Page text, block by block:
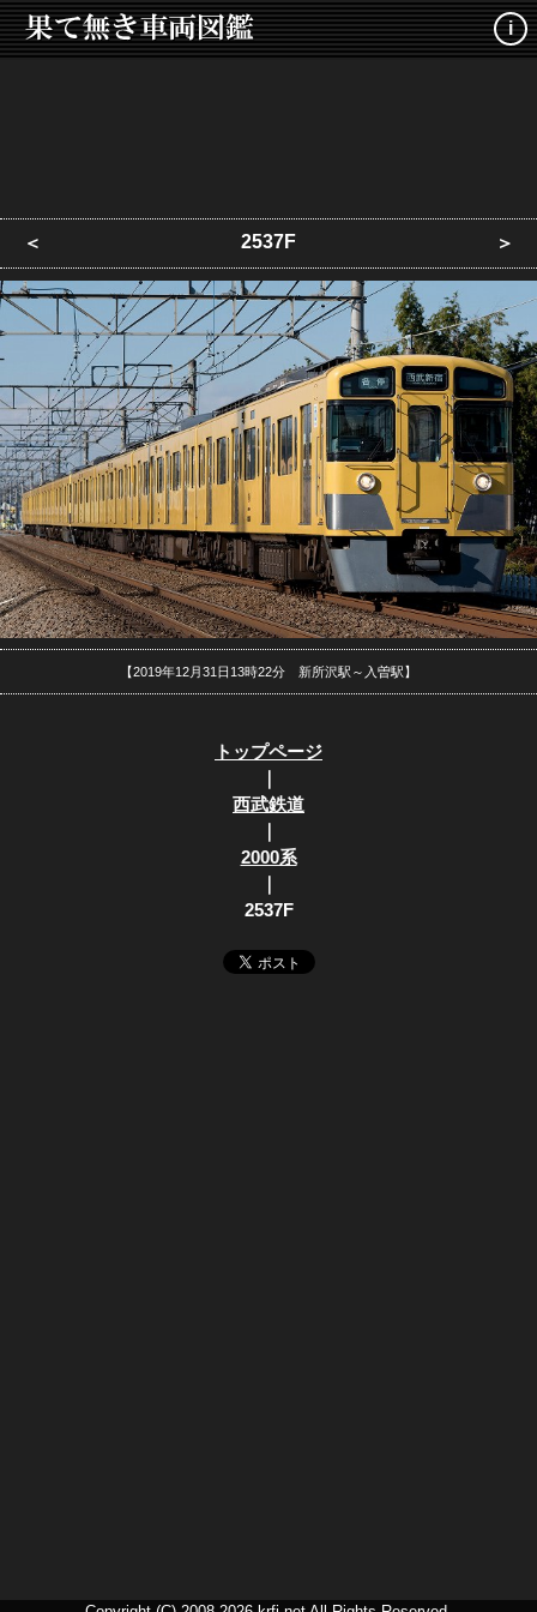
i
＜ 2537F ＞
【2019年12月31日13時22分 新所沢駅～入曽駅】
トップページ
｜
西武鉄道
｜
2000系
｜
2537F